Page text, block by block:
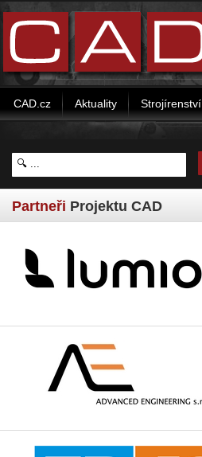
CAD.cz Aktuality Strojírenství
Partneři Projektu CAD